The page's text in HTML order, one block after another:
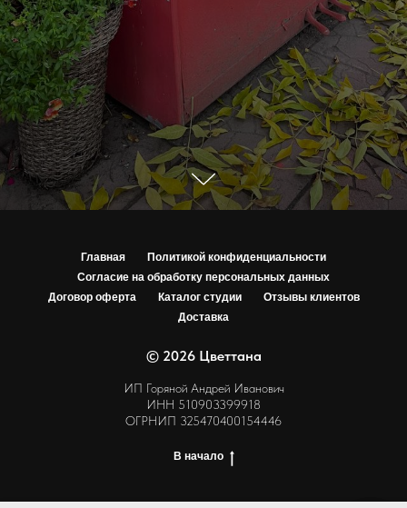
Главная
Политикой конфиденциальности
Согласие на обработку персональных данных
Договор оферта
Каталог студии
Отзывы клиентов
Доставка
© 2026 Цветтана
ИП Горяной Андрей Иванович
ИНН 510903399918
ОГРНИП 325470400154446
В начало